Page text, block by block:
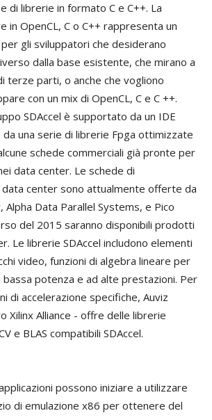
di librerie in formato C e C++. La
in OpenCL, C o C++ rappresenta un
gli sviluppatori che desiderano
dalla base esistente, che mirano a
terze parti, o anche che vogliono
con un mix di OpenCL, C e C ++.
SDAccel è supportato da un IDE
da una serie di librerie Fpga ottimizzate
schede commerciali già pronte per
data center. Le schede di
center sono attualmente offerte da
Alpha Data Parallel Systems, e Pico
del 2015 saranno disponibili prodotti
Le librerie SDAccel includono elementi
video, funzioni di algebra lineare per
bassa potenza e ad alte prestazioni. Per
di accelerazione specifiche, Auviz
Xilinx Alliance - offre delle librerie
e BLAS compatibili SDAccel.
possono iniziare a utilizzare
di emulazione x86 per ottenere del